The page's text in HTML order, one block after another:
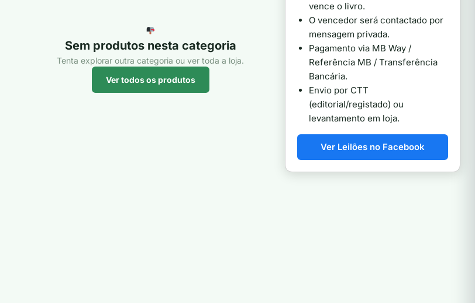
Sem produtos nesta categoria
Tenta explorar outra categoria ou ver toda a loja.
Ver todos os produtos
vence o livro.
O vencedor será contactado por
mensagem privada.
Pagamento via MB Way /
Referência MB / Transferência
Bancária.
Envio por CTT
(editorial/registado) ou
levantamento em loja.
Ver Leilões no Facebook